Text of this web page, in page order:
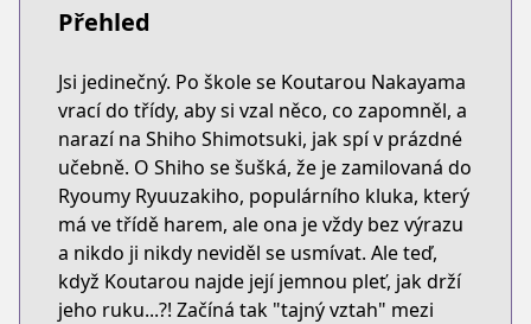
Přehled
Jsi jedinečný. Po škole se Koutarou Nakayama
vrací do třídy, aby si vzal něco, co zapomněl, a
narazí na Shiho Shimotsuki, jak spí v prázdné
učebně. O Shiho se šušká, že je zamilovaná do
Ryoumy Ryuuzakiho, populárního kluka, který
má ve třídě harem, ale ona je vždy bez výrazu
a nikdo ji nikdy neviděl se usmívat. Ale teď,
když Koutarou najde její jemnou pleť, jak drží
jeho ruku...?! Začíná tak "tajný vztah" mezi